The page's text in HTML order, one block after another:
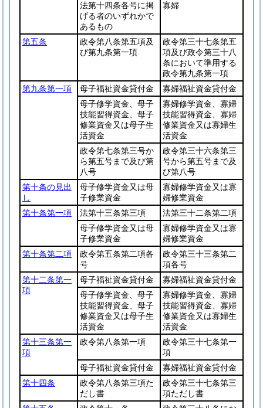
法第十四条各号に掲
げる者のいずれかで
あるもの
寡婦
第五条
政令第八条第五項及
び第九条第一項
政令第三十七条第五
項及び政令第三十八
条において準用する
政令第九条第一項
第九条第一項
母子福祉資金貸付金
寡婦福祉資金貸付金
母子修学資金、母子
技能習得資金、母子
修業資金又は母子生
活資金
寡婦修学資金、寡婦
技能習得資金、寡婦
修業資金又は寡婦生
活資金
政令第七条第三号か
ら第五号まで及び第
八号
政令第三十六条第三
号から第五号まで及
び第八号
第十条の見出
し
母子修学資金又は母
子修業資金
寡婦修学資金又は寡
婦修業資金
第十条第一項
法第十三条第三項
法第三十二条第二項
母子修学資金又は母
子修業資金
寡婦修学資金又は寡
婦修業資金
第十条第二項
政令第五条第二項各
号
政令第三十三条第二
項各号
第十二条第一
項
母子福祉資金貸付金
寡婦福祉資金貸付金
母子修学資金、母子
技能習得資金、母子
修業資金又は母子生
活資金
寡婦修学資金、寡婦
技能習得資金、寡婦
修業資金又は寡婦生
活資金
第十三条第一
項
政令第八条第一項
政令第三十七条第一
項
母子福祉資金貸付金
寡婦福祉資金貸付金
第十四条
政令第八条第三項た
だし書
政令第三十七条第三
項ただし書